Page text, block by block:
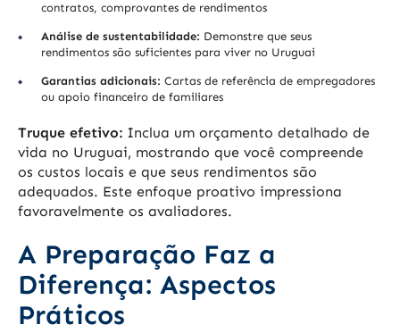
contratos, comprovantes de rendimentos
Análise de sustentabilidade: Demonstre que seus
rendimentos são suficientes para viver no Uruguai
Garantias adicionais: Cartas de referência de empregadores
ou apoio financeiro de familiares
Truque efetivo: Inclua um orçamento detalhado de
vida no Uruguai, mostrando que você compreende
os custos locais e que seus rendimentos são
adequados. Este enfoque proativo impressiona
favoravelmente os avaliadores.
A Preparação Faz a
Diferença: Aspectos
Práticos